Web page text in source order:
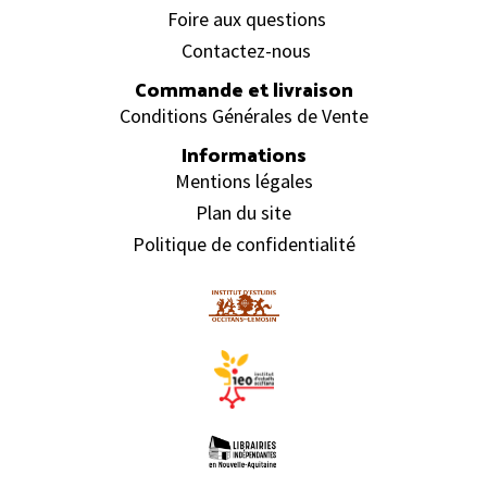
Foire aux questions
Contactez-nous
Commande et livraison
Conditions Générales de Vente
Informations
Mentions légales
Plan du site
Politique de confidentialité